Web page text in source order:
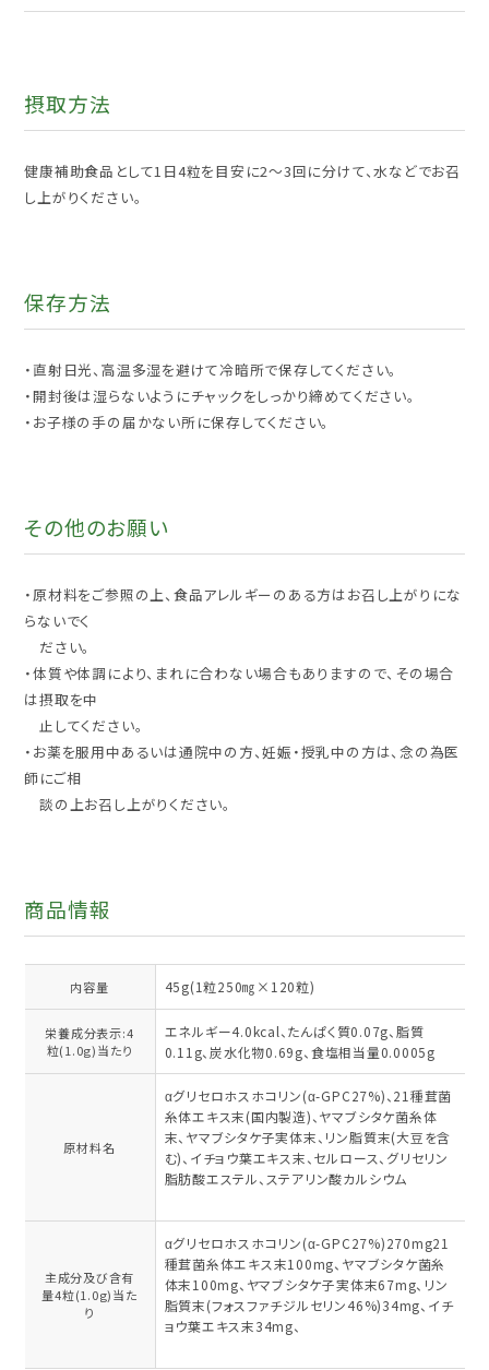
摂取方法
健康補助食品として1日4粒を目安に2～3回に分けて、水などでお召
し上がりください。
保存方法
・直射日光、高温多湿を避けて冷暗所で保存してください。
・開封後は湿らないようにチャックをしっかり締めてください。
・お子様の手の届かない所に保存してください。
その他のお願い
・原材料をご参照の上、食品アレルギーのある方はお召し上がりにな
らないでく
ださい。
・体質や体調により、まれに合わない場合もありますので、その場合
は摂取を中
止してください。
・お薬を服用中あるいは通院中の方、妊娠・授乳中の方は、念の為医
師にご相
談の上お召し上がりください。
商品情報
内容量 45g(1粒250㎎×120粒)
栄養成分表示:4
粒(1.0g)当たり
エネルギー4.0kcal、たんぱく質0.07g、脂質
0.11g、炭水化物0.69g、食塩相当量0.0005g
原材料名
αグリセロホスホコリン(α-GPC27%)、21種茸菌
糸体エキス末(国内製造)、ヤマブシタケ菌糸体
末、ヤマブシタケ子実体末、リン脂質末(大豆を含
む)、イチョウ葉エキス末、セルロース、グリセリン
脂肪酸エステル、ステアリン酸カルシウム
主成分及び含有
量4粒(1.0g)当た
り
αグリセロホスホコリン(α-GPC27%)270mg21
種茸菌糸体エキス末100mg、ヤマブシタケ菌糸
体末100mg、ヤマブシタケ子実体末67mg、リン
脂質末(フォスファチジルセリン46%)34mg、イチ
ョウ葉エキス末34mg、